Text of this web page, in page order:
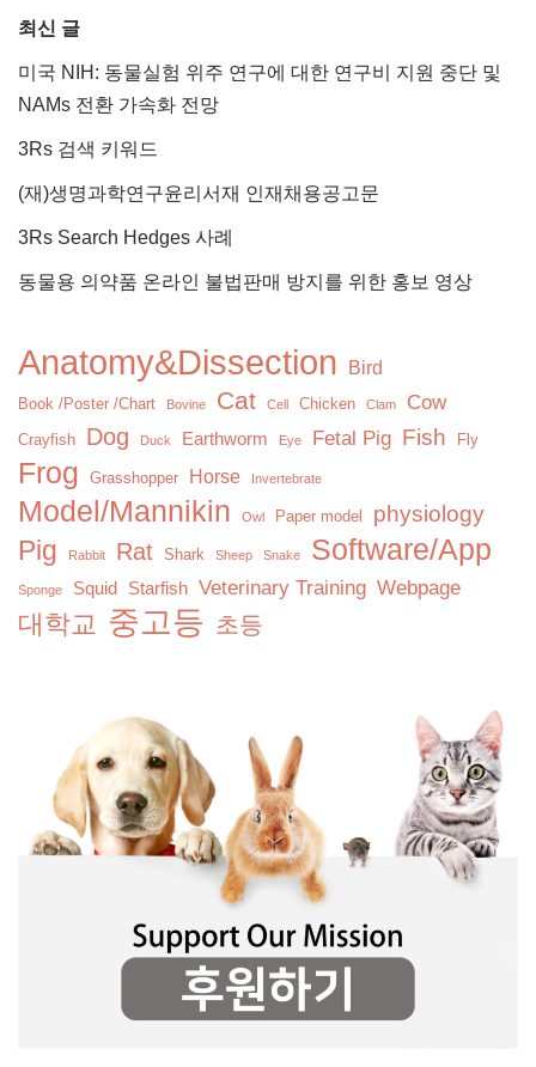
최신 글
미국 NIH: 동물실험 위주 연구에 대한 연구비 지원 중단 및
NAMs 전환 가속화 전망
3Rs 검색 키워드
(재)생명과학연구윤리서재 인재채용공고문
3Rs Search Hedges 사례
동물용 의약품 온라인 불법판매 방지를 위한 홍보 영상
Anatomy&Dissection Bird
Book /Poster /Chart Bovine Cat Cell Chicken Clam Cow
Crayfish Dog Duck Earthworm Eye Fetal Pig Fish Fly
Frog Grasshopper Horse Invertebrate
Model/Mannikin Owl Paper model physiology
Pig Rabbit Rat Shark Sheep Snake Software/App
Sponge Squid Starfish Veterinary Training Webpage
대학교 중고등 초등